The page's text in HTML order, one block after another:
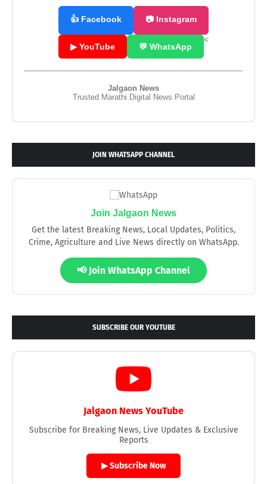
👍 Facebook 📷 Instagram
▶ YouTube 💬 WhatsApp
<
Jalgaon News
Trusted Marathi Digital News Portal
JOIN WHATSAPP CHANNEL
Join Jalgaon News
Get the latest Breaking News, Local Updates, Politics,
Crime, Agriculture and Live News directly on WhatsApp.
📢 Join WhatsApp Channel
SUBSCRIBE OUR YOUTUBE
Jalgaon News YouTube
Subscribe for Breaking News, Live Updates & Exclusive
Reports
▶ Subscribe Now